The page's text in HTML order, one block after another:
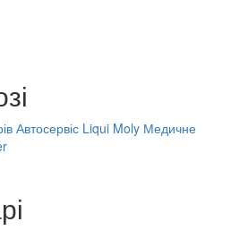
Автосервіс Liqui Moly Медичне